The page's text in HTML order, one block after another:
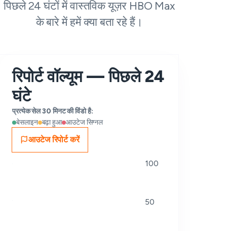
पिछले 24 घंटों में वास्तविक यूज़र HBO Max
के बारे में हमें क्या बता रहे हैं।
रिपोर्ट वॉल्यूम — पिछले 24
घंटे
प्रत्येक सेल 30 मिनट की विंडो है:
बेसलाइन बढ़ा हुआ आउटेज सिग्नल
आउटेज रिपोर्ट करें
100
50